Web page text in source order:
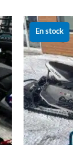
En stock